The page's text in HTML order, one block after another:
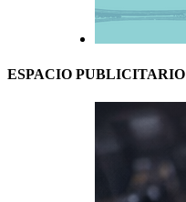
ESPACIO PUBLICITARIO